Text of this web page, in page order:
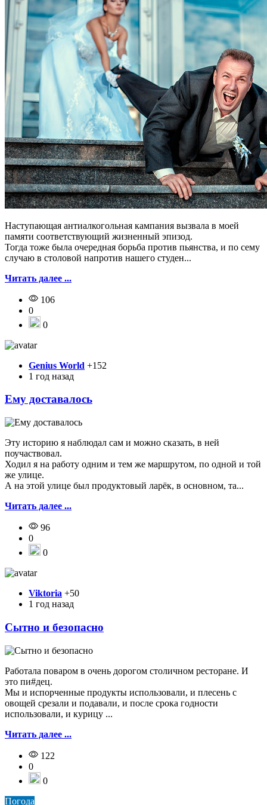
Наступающая антиалкогольная кампания вызвала в моей
памяти соответствующий жизненный эпизод.
Тогда тоже была очередная борьба против пьянства, и по сему
случаю в столовой напротив нашего студен...
Читать далее ...
106
0
0
Genius World +152
1 год назад
Ему доставалось
Эту историю я наблюдал сам и можно сказать, в ней
поучаствовал.
Ходил я на работу одним и тем же маршрутом, по одной и той
же улице.
А на этой улице был продуктовый ларёк, в основном, та...
Читать далее ...
96
0
0
Viktoria +50
1 год назад
Сытно и безопасно
Работала поваром в очень дорогом столичном ресторане. И
это пи#дец.
Мы и испорченные продукты использовали, и плесень с
овощей срезали и подавали, и после срока годности
использовали, и курицу ...
Читать далее ...
122
0
0
Погода